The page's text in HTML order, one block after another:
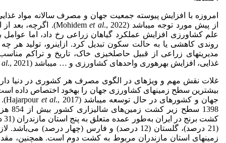
امروزه با افزایش پیوسته جمعیت جهان و مصرف سالانه مواد
از پیش مورد توجه می­باشد (Mohidem
et al
., 2022). اگرچه،
علم کشاورزی افزایش عملکرد گیاهان زراعی رخ داد، اما
روندی کاهشی یا به حالت سکون تبدیل کرد. از­این­رو، تولید هر چه
مدیریت­های زراعی از قبیل حاصلخیزی خاک، تاریخ و تراکم
غذایی، افزایش بهره­وری واحد­های کشاورزی و … می­باشد (Kumar
al., 2021).
غلات نقش مهم و ویژه­ای در الگوی مصرف هر کشوری در دنیا
بیشترین سطح زمین­های کشاورزی جهان را به­خود اختصاص داده
جهان و کشور­های در حال توسعه می­باشد (Hajarpour
et al
1398
زمین­های استان مازندران مربوط به کشت دوم است. همچنین،